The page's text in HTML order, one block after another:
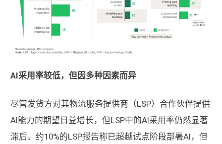
AI采用率较低，但因多种因素而异
尽管发货方对其物流服务提供商（LSP）合作伙伴提供
AI能力的期望日益增长，但LSP中的AI采用率仍然显著
滞后。约10%的LSP报告称已超越试点阶段部署AI，但